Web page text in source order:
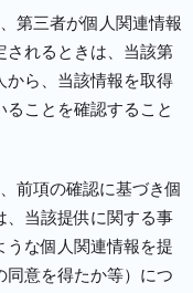
第三者が個人関連情報
されるときは、当該第
から、当該情報を取得
ことを確認すること
前項の確認に基づき個
、当該提供に関する事
うな個人関連情報を提
同意を得たか等）につ